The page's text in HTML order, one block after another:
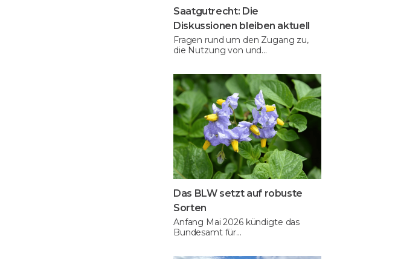
Saatgutrecht: Die
Diskussionen bleiben aktuell
Fragen rund um den Zugang zu,
die Nutzung von und…
Das BLW setzt auf robuste
Sorten
Anfang Mai 2026 kündigte das
Bundesamt für…